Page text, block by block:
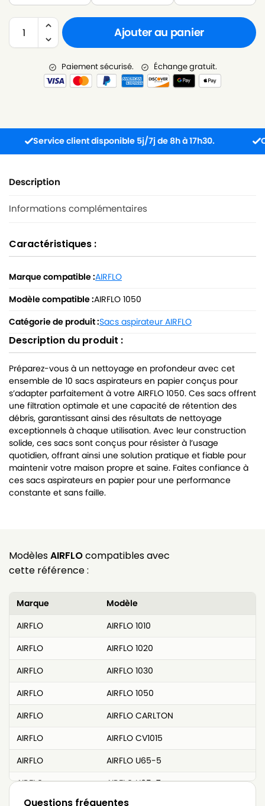
Ajouter au panier
Paiement sécurisé. Échange gratuit.
Service client disponible 5j/7j de 8h à 17h30.
Description
Informations complémentaires
Caractéristiques :
Marque compatible :AIRFLO
Modèle compatible :AIRFLO 1050
Catégorie de produit :Sacs aspirateur AIRFLO
Description du produit :
Préparez-vous à un nettoyage en profondeur avec cet
ensemble de 10 sacs aspirateurs en papier conçus pour
s’adapter parfaitement à votre AIRFLO 1050. Ces sacs offrent
une filtration optimale et une capacité de rétention des
débris, garantissant ainsi des résultats de nettoyage
exceptionnels à chaque utilisation. Avec leur construction
solide, ces sacs sont conçus pour résister à l’usage
quotidien, offrant ainsi une solution pratique et fiable pour
maintenir votre maison propre et saine. Faites confiance à
ces sacs aspirateurs en papier pour une performance
constante et sans faille.
ModèlesAIRFLOcompatibles avec
cette référence :
Marque
Modèle
AIRFLO
AIRFLO 1010
AIRFLO
AIRFLO 1020
AIRFLO
AIRFLO 1030
AIRFLO
AIRFLO 1050
AIRFLO
AIRFLO CARLTON
AIRFLO
AIRFLO CV1015
AIRFLO
AIRFLO U65-5
AIRFLO
AIRFLO U65-7
Questions fréquentes